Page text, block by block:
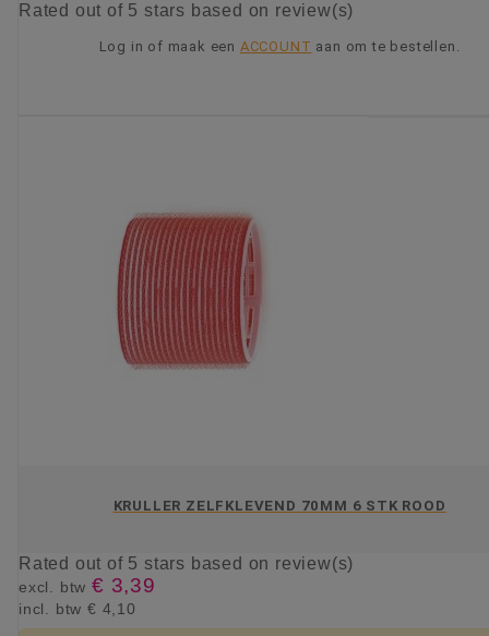
Rated out of 5 stars based on review(s)
Log in of maak een ACCOUNT aan om te bestellen.
KRULLER ZELFKLEVEND 70MM 6 STK ROOD
Rated out of 5 stars based on review(s)
excl. btw € 3,39
incl. btw € 4,10